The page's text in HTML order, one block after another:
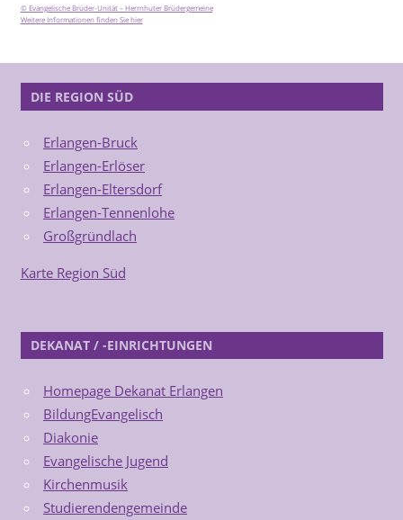
© Evangelische Brüder-Unität – Herrnhuter Brüdergemeine
Weitere Informationen finden Sie hier
DIE REGION SÜD
Erlangen-Bruck
Erlangen-Erlöser
Erlangen-Eltersdorf
Erlangen-Tennenlohe
Großgründlach
Karte Region Süd
DEKANAT / -EINRICHTUNGEN
Homepage Dekanat Erlangen
BildungEvangelisch
Diakonie
Evangelische Jugend
Kirchenmusik
Studierendengemeinde